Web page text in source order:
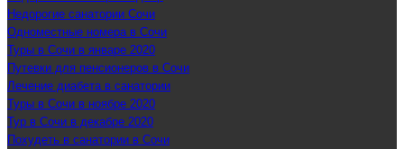
Недорогие санатории Сочи
Одноместные номера в Сочи
Туры в Сочи в январе 2020
Путевки для пенсионеров в Сочи
Лечение диабета в санатории
Туры в Сочи в ноябре 2020
Тур в Сочи в декабре 2020
Похудеть в санатории в Сочи